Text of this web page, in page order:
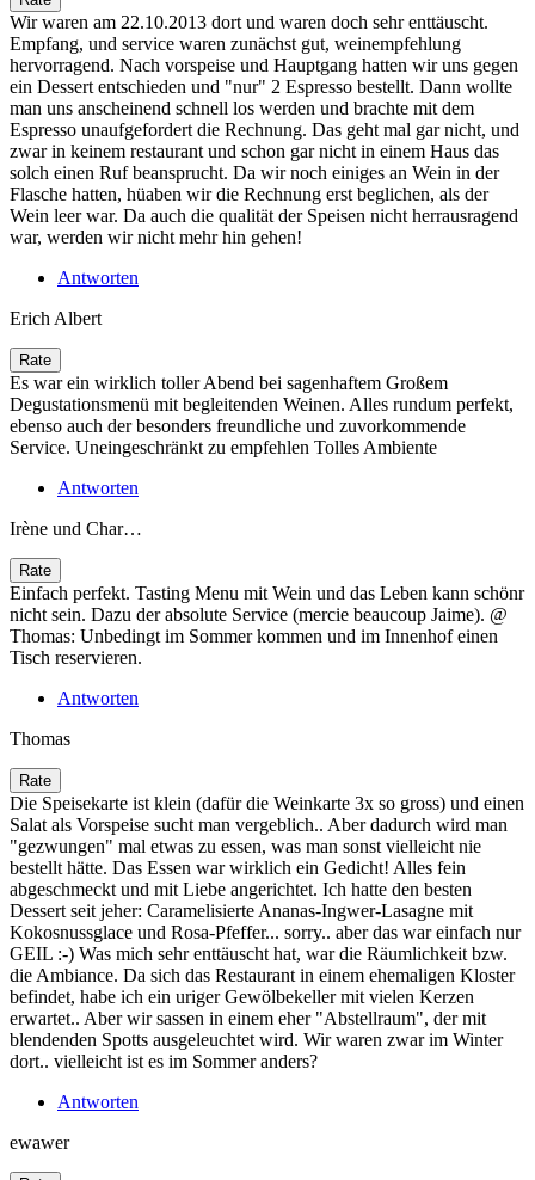
Wir waren am 22.10.2013 dort und waren doch sehr enttäuscht.
Empfang, und service waren zunächst gut, weinempfehlung
hervorragend. Nach vorspeise und Hauptgang hatten wir uns gegen
ein Dessert entschieden und "nur" 2 Espresso bestellt. Dann wollte
man uns anscheinend schnell los werden und brachte mit dem
Espresso unaufgefordert die Rechnung. Das geht mal gar nicht, und
zwar in keinem restaurant und schon gar nicht in einem Haus das
solch einen Ruf beansprucht. Da wir noch einiges an Wein in der
Flasche hatten, hüaben wir die Rechnung erst beglichen, als der
Wein leer war. Da auch die qualität der Speisen nicht herrausragend
war, werden wir nicht mehr hin gehen!
Antworten
Erich Albert
Es war ein wirklich toller Abend bei sagenhaftem Großem
Degustationsmenü mit begleitenden Weinen. Alles rundum perfekt,
ebenso auch der besonders freundliche und zuvorkommende
Service. Uneingeschränkt zu empfehlen Tolles Ambiente
Antworten
Irène und Char…
Einfach perfekt. Tasting Menu mit Wein und das Leben kann schönr
nicht sein. Dazu der absolute Service (mercie beaucoup Jaime). @
Thomas: Unbedingt im Sommer kommen und im Innenhof einen
Tisch reservieren.
Antworten
Thomas
Die Speisekarte ist klein (dafür die Weinkarte 3x so gross) und einen
Salat als Vorspeise sucht man vergeblich.. Aber dadurch wird man
"gezwungen" mal etwas zu essen, was man sonst vielleicht nie
bestellt hätte. Das Essen war wirklich ein Gedicht! Alles fein
abgeschmeckt und mit Liebe angerichtet. Ich hatte den besten
Dessert seit jeher: Caramelisierte Ananas-Ingwer-Lasagne mit
Kokosnussglace und Rosa-Pfeffer... sorry.. aber das war einfach nur
GEIL :-) Was mich sehr enttäuscht hat, war die Räumlichkeit bzw.
die Ambiance. Da sich das Restaurant in einem ehemaligen Kloster
befindet, habe ich ein uriger Gewölbekeller mit vielen Kerzen
erwartet.. Aber wir sassen in einem eher "Abstellraum", der mit
blendenden Spotts ausgeleuchtet wird. Wir waren zwar im Winter
dort.. vielleicht ist es im Sommer anders?
Antworten
ewawer